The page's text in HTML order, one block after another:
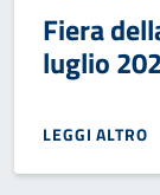
Fiera
luglio
LEGGI ALTRO
FIERA DELLA